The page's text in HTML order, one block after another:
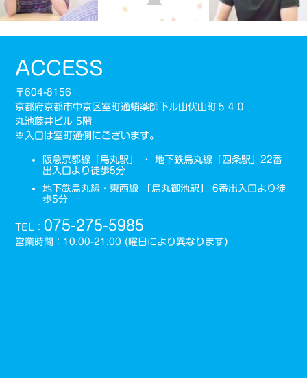
ACCESS
〒604-8156
京都府京都市中京区室町通蛸薬師下ル山伏山町５４０
丸池藤井ビル 5階
※入口は室町通側にございます。
阪急京都線「烏丸駅」 ・ 地下鉄烏丸線「四条駅」22番
出入口より徒歩5分
地下鉄烏丸線・東西線 「烏丸御池駅」 6番出入口より徒
歩5分
TEL： 075-275-5985
営業時間：10:00-21:00 (曜日により異なります)